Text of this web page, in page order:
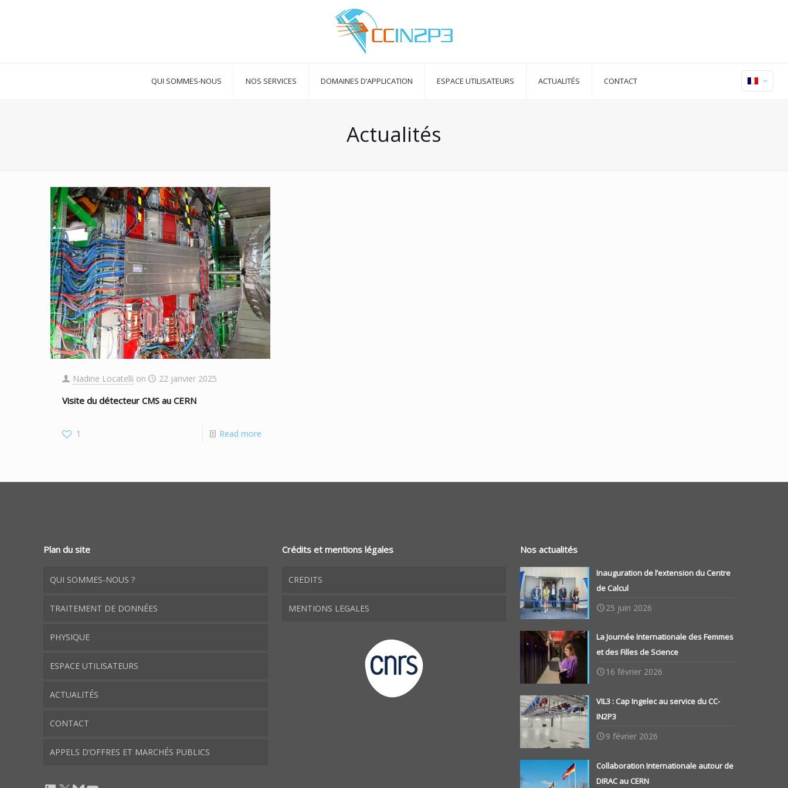
QUI SOMMES-NOUS NOS SERVICES DOMAINES D’APPLICATION ESPACE UTILISATEURS ACTUALITÉS CONTACT
Actualités
Nadine Locatelli on 22 janvier 2025
Visite du détecteur CMS au CERN
1 Read more
Plan du site
QUI SOMMES-NOUS ?
TRAITEMENT DE DONNÉES
PHYSIQUE
ESPACE UTILISATEURS
ACTUALITÉS
CONTACT
APPELS D’OFFRES ET MARCHÉS PUBLICS
Crédits et mentions légales
CREDITS
MENTIONS LEGALES
Nos actualités
Inauguration de l’extension du Centre
de Calcul
25 juin 2026
La Journée Internationale des Femmes
et des Filles de Science
16 février 2026
VIL3 : Cap Ingelec au service du CC-
IN2P3
9 février 2026
Collaboration Internationale autour de
DIRAC au CERN